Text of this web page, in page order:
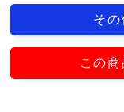
その
この